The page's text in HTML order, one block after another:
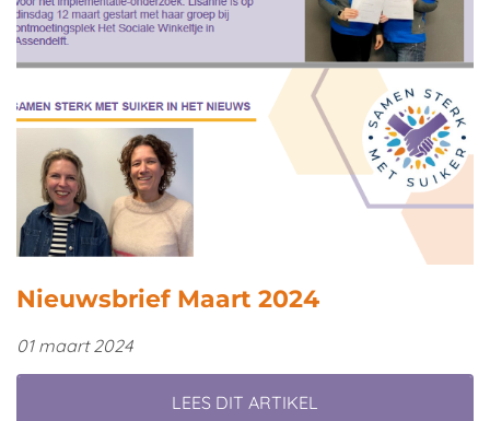
Nieuwsbrief Maart 2024
01 maart 2024
LEES DIT ARTIKEL